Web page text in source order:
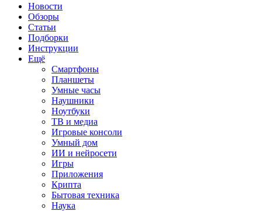
Новости
Обзоры
Статьи
Подборки
Инструкции
Ещё
Смартфоны
Планшеты
Умные часы
Наушники
Ноутбуки
ТВ и медиа
Игровые консоли
Умный дом
ИИ и нейросети
Игры
Приложения
Крипта
Бытовая техника
Наука